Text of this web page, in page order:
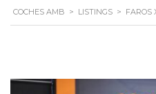
COCHES AMB > LISTINGS > FAROS